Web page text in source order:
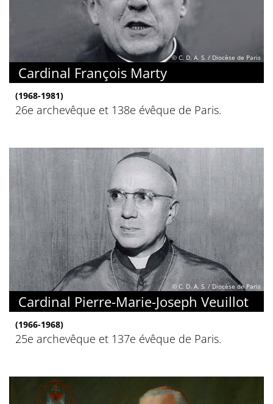
© C. D. A. S. / Diocèse de Paris
Cardinal François Marty
(1968-1981)
26e archevêque et 138e évêque de Paris.
© C. D. A. S. / Diocèse de Paris
Cardinal Pierre-Marie-Joseph Veuillot
(1966-1968)
25e archevêque et 137e évêque de Paris.